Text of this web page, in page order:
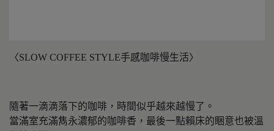
〈SLOW COFFEE STYLE手感咖啡慢生活〉
隨著一滴滴落下的咖啡，時間似乎越來越慢了。
當滿室充滿雋永濃郁的咖啡香，最後一點賴床的睏意也被溫